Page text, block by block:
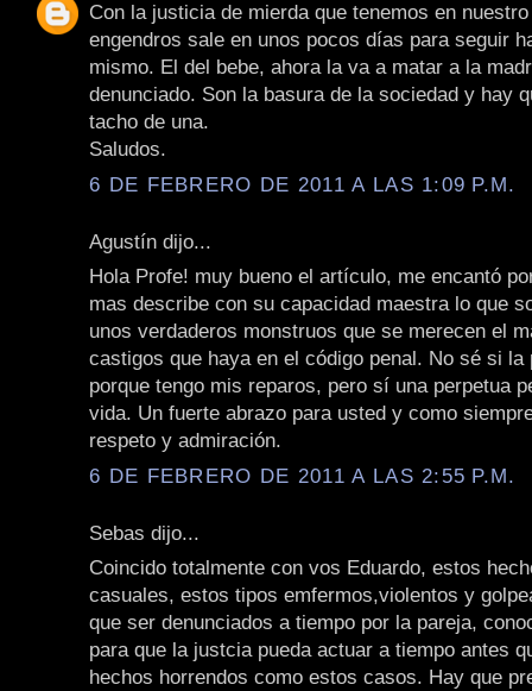
Con la justicia de mierda que tenemos en
engendros sale en unos pocos días para seguir
mismo. El del bebe, ahora la va a matar a la
denunciado. Son la basura de la sociedad y hay
tacho de una.
Saludos.
6 DE FEBRERO DE 2011 A LAS 1:09 P.M.
Agustín dijo...
Hola Profe! muy bueno el artículo, me encantó
mas describe con su capacidad maestra lo que
unos verdaderos monstruos que se merecen el
castigos que haya en el código penal. No sé si la
porque tengo mis reparos, pero sí una perpetua
vida. Un fuerte abrazo para usted y como
respeto y admiración.
6 DE FEBRERO DE 2011 A LAS 2:55 P.M.
Sebas dijo...
Coincido totalmente con vos Eduardo, estos
casuales, estos tipos emfermos,violentos y
que ser denunciados a tiempo por la pareja,
para que la justcia pueda actuar a tiempo antes
hechos horrendos como estos casos. Hay que